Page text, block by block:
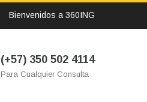
Bienvenidos a 360ING
(+57) 350 502 4114
Para Cualquier Consulta